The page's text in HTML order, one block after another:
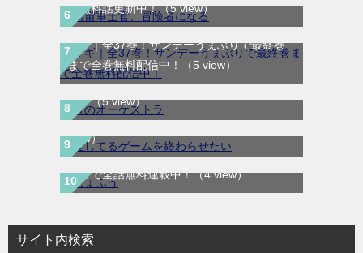
次無料話更新中！（5 view）
マギ｜全37巻！サンデーうぇぶりで最終巻
まで全巻無料配信中！
（5 view）
青のオーケストラ｜マンガワンで全話無料連
載中（5 view）
愛してるゲームを終わらせたい｜サンデーう
ぇぶりで最新話まで全話無料連載中（4
view）
じょふう｜最新刊第1巻！マンガParkで最新
話まで全話無料連載中！（4 view）
サイト内検索